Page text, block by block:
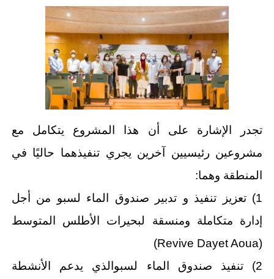
تجدر الإشارة على أن هذا المشروع يتكامل مع
مشروعين رئيسيين آخرين يجري تنفيذهما حاليًا في
المنطقة وهما:
1) تعزيز تنفيذ و تدبير صندوق الماء لسبو من أجل
إدارة متكاملة ومنسقة لبحيرات الأطلس المتوسط
(Revive Dayet Aoua)
2) تنفيذ صندوق الماء لسبوالذي يدعم الأنشطة